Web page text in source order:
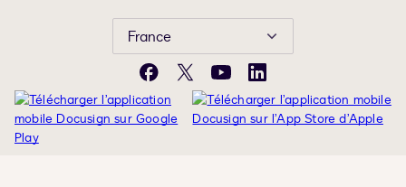
France
Facebook
X YouTubeLinkedIn